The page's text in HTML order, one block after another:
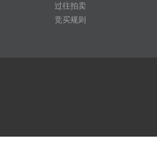
过往拍卖
竞买规则